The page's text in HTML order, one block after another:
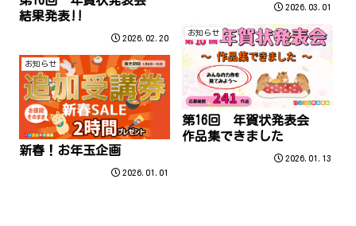
2026.03.01
結果発表!!
2026.02.20
お知らせ
第16回 年賀状発表会
作品集できました
2026.01.13
お知らせ
新春！お年玉企画
2026.01.01